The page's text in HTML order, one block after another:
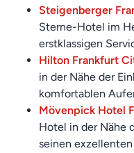
Steigenberger
Sterne-Hotel im
erstklassigen
Hilton Frankfurt
in der Nähe der
komfortablen
Mövenpick Hotel
Hotel in der Nähe
seinen